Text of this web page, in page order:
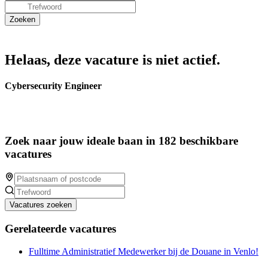
Helaas, deze vacature is niet actief.
Cybersecurity Engineer
Zoek naar jouw ideale baan in 182 beschikbare
vacatures
Vacatures zoeken
Gerelateerde vacatures
Fulltime Administratief Medewerker bij de Douane in Venlo!